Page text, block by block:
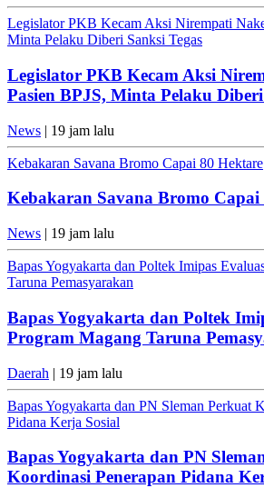
Legislator PKB Kecam Aksi Nirempati
Minta Pelaku Diberi Sanksi Tegas
Legislator PKB Kecam Aksi
Pasien BPJS, Minta Pelaku Diberi
News | 19 jam lalu
Kebakaran Savana Bromo Capai 80 Hektare
Kebakaran Savana Bromo Capai
News | 19 jam lalu
Bapas Yogyakarta dan Poltek Imipas
Taruna Pemasyarakan
Bapas Yogyakarta dan Poltek
Program Magang Taruna
Daerah | 19 jam lalu
Bapas Yogyakarta dan PN Sleman Perkuat
Pidana Kerja Sosial
Bapas Yogyakarta dan PN
Koordinasi Penerapan Pidana